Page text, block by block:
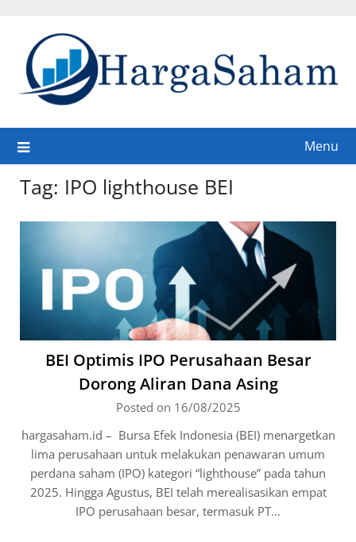
content
Menu
Tag: IPO lighthouse BEI
BEI Optimis IPO Perusahaan Besar
Dorong Aliran Dana Asing
Posted on 16/08/2025
hargasaham.id – Bursa Efek Indonesia (BEI) menargetkan
lima perusahaan untuk melakukan penawaran umum
perdana saham (IPO) kategori “lighthouse” pada tahun
2025. Hingga Agustus, BEI telah merealisasikan empat
IPO perusahaan besar, termasuk PT…